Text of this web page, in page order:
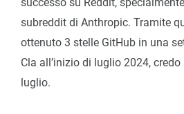
successo su Reddit,
subreddit di Anthropic. Tramite
ottenuto 3 stelle GitHub in una
Cla all’inizio di luglio 2024,
luglio.